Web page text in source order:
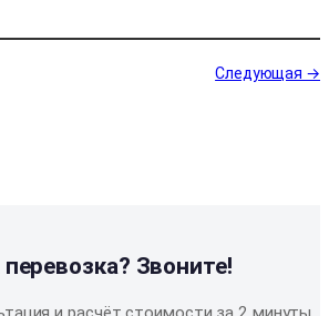
Следующая →
Звоните!